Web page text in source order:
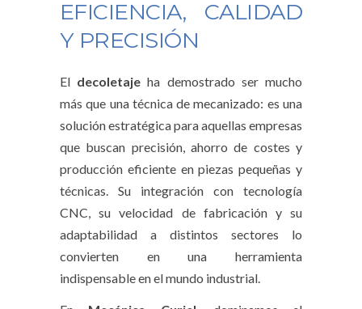
EFICIENCIA, CALIDAD
Y PRECISIÓN
El decoletaje ha demostrado ser mucho
más que una técnica de mecanizado: es una
solución estratégica para aquellas empresas
que buscan precisión, ahorro de costes y
producción eficiente en piezas pequeñas y
técnicas. Su integración con tecnología
CNC, su velocidad de fabricación y su
adaptabilidad a distintos sectores lo
convierten en una herramienta
indispensable en el mundo industrial.